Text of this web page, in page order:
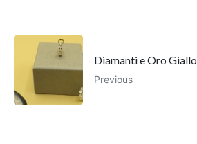
Diamanti e Oro Giallo
Previous